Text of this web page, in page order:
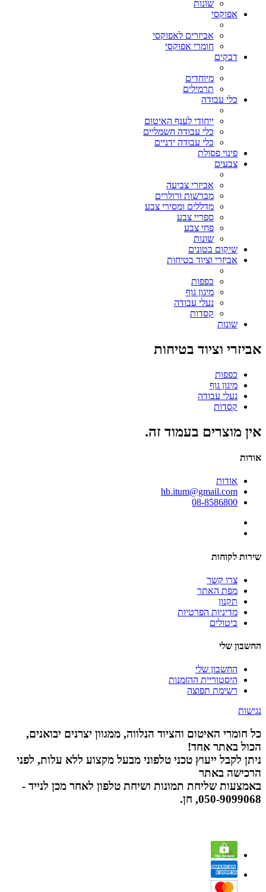
שונות
אפוקסי
אביזרים לאפוקסי
חומרי אפוקסי
דבקים
מיוחדים
תרמילים
כלי עבודה
ייחודי לענף האיטום
כלי עבודה חשמליים
כלי עבודה ידניים
פינוי פסולת
צבעים
אביזרי צביעה
מברשות ורולרים
מדללים ומסירי צבע
ספריי צבע
פחי צבע
שונות
שיקום בטונים
אביזרי וציוד בטיחות
כפפות
מיגון גוף
נעלי עבודה
קסדות
שונות
אביזרי וציוד בטיחות
כפפות
מיגון גוף
נעלי עבודה
קסדות
אין מוצרים בעמוד זה.
אודות
אודות
hb.itum@gmail.com
08-8586800
שירות לקוחות
צרו קשר
מפת האתר
תקנון
מדיניות הפרטיות
ביטולים
החשבון שלי
החשבון שלי
היסטוריית ההזמנות
רשימת תפוצה
נגישות
כל חומרי האיטום והציוד הנלווה, ממגוון יצרנים יבואנים,
הכול באתר אחד!
ניתן לקבל ייעוץ טכני טלפוני מבעל מקצוע ללא עלות, לפני
הרכישה באתר
באמצעות שליחת תמונות ושיחת טלפון לאחר מכן לנייד -
050-9099068, חן.